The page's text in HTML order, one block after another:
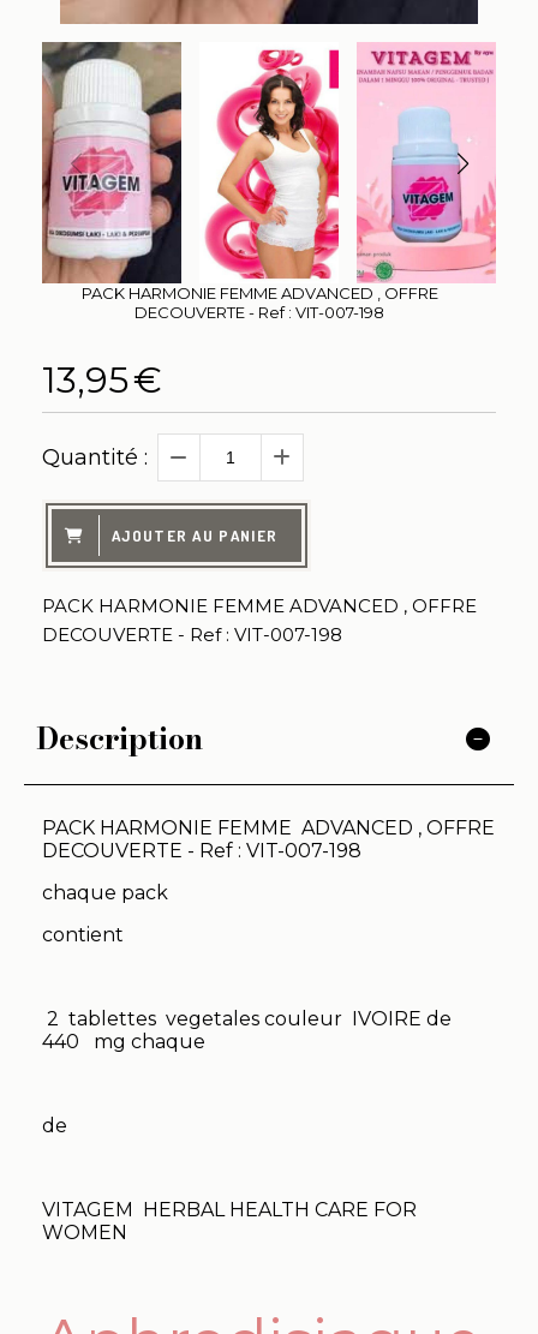
PACK HARMONIE FEMME ADVANCED , OFFRE
DECOUVERTE - Ref : VIT-007-198
13,95€
Quantité :
AJOUTER AU PANIER
PACK HARMONIE FEMME ADVANCED , OFFRE
DECOUVERTE - Ref : VIT-007-198
Description
PACK HARMONIE FEMME ADVANCED , OFFRE
DECOUVERTE - Ref : VIT-007-198
chaque pack
contient
2 tablettes vegetales couleur IVOIRE de
440 mg chaque
de
VITAGEM HERBAL HEALTH CARE FOR
WOMEN